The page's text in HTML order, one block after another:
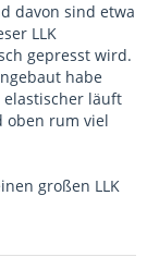
davon sind etwa
LLK
gepresst wird.
habe
elastischer läuft
oben rum viel
großen LLK